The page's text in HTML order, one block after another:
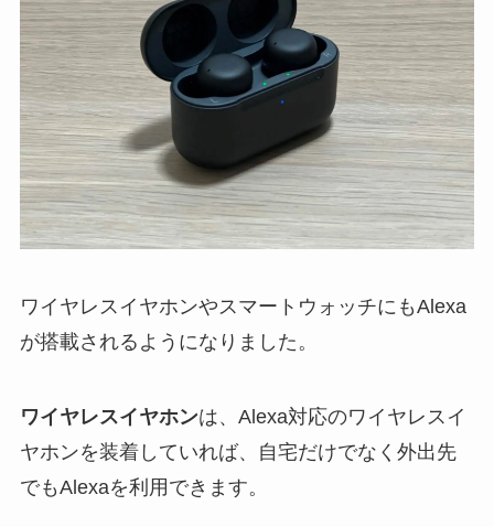
ワイヤレスイヤホンやスマートウォッチにもAlexa
が搭載されるようになりました。
ワイヤレスイヤホンは、Alexa対応のワイヤレスイ
ヤホンを装着していれば、自宅だけでなく外出先
でもAlexaを利用できます。